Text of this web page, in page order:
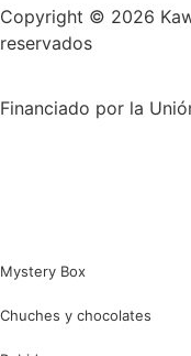
Copyright © 2026
reservados
Financiado por la
Mystery Box
Chuches y chocolates